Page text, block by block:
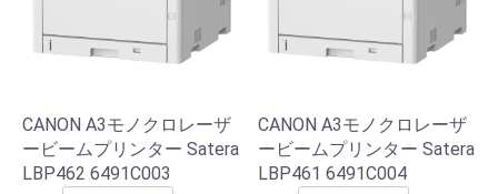
CANON A3モノクロレーザ
ービームプリンター Satera
LBP462 6491C003
CANON A3モノクロレーザ
ービームプリンター Satera
LBP461 6491C004